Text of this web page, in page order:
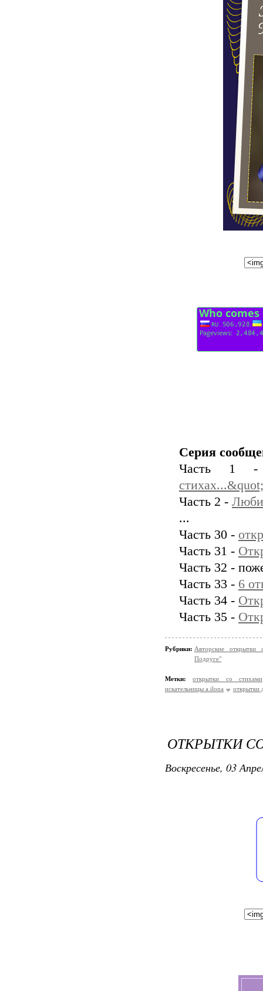
Серия
Часть
стихах...&quot;
Часть 2 -
...
Часть 30 -
Часть 31 -
Часть 32 -
Часть 33 - 6
Часть 34 -
Часть 35 -
Рубрики: Авторские открытки
Подруге"
Метки:
открытки со стихами
искательницы a.ilona
открытки
ОТКРЫТКИ
Воскресенье, 03